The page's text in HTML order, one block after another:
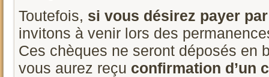
Toutefois, si vous désirez payer
invitons à venir lors des
Ces chèques ne seront déposés en
vous aurez reçu confirmation d’un